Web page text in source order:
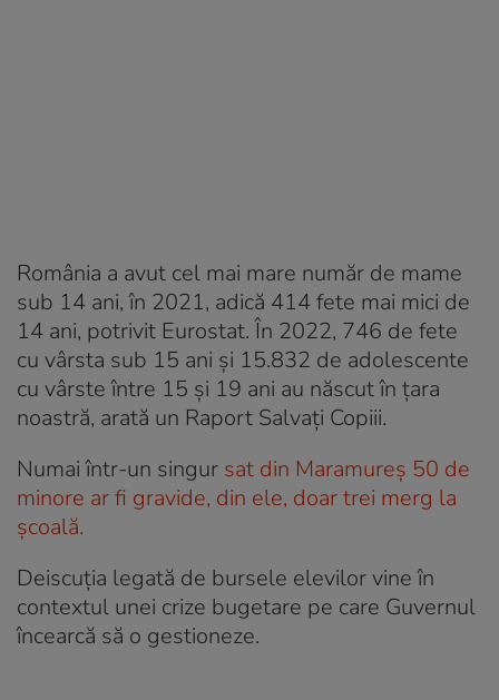
România a avut cel mai mare număr de mame
sub 14 ani, în 2021, adică 414 fete mai mici de
14 ani, potrivit Eurostat. În 2022, 746 de fete
cu vârsta sub 15 ani și 15.832 de adolescente
cu vârste între 15 și 19 ani au născut în țara
noastră, arată un Raport Salvați Copiii.
Numai într-un singur sat din Maramureș 50 de
minore ar fi gravide, din ele, doar trei merg la
școală.
Deiscuția legată de bursele elevilor vine în
contextul unei crize bugetare pe care Guvernul
încearcă să o gestioneze.